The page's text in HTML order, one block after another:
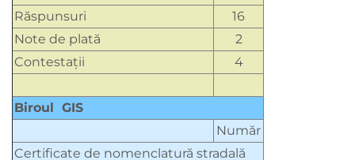
Răspunsuri
16
Note de plată
2
Contestații
4
Biroul GIS
Număr
Certificate de nomenclatură stradală